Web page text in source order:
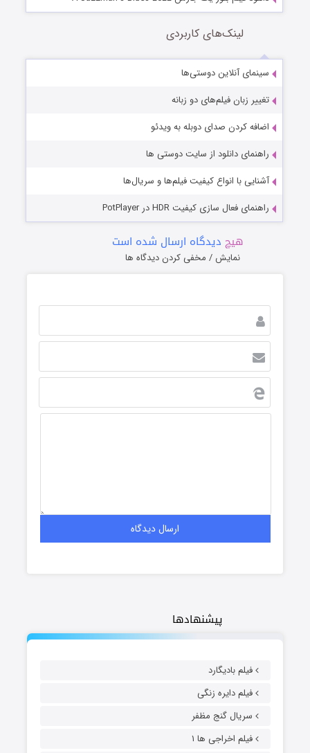
پیشنهادها
فیلم بادیگارد
فیلم دایره زنگی
سریال گنج مظفر
فیلم اخراجی ها ۱
لینک‌های کاربردی
سینمای آنلاین دوستی‌ها
تغییر زبان فیلم‌های دو زبانه
اضافه کردن صدای دوبله به ویدئو
راهنمای دانلود از سایت دوستی ها
آشنایی با انواع کیفیت فیلم‌ها و سریال‌ها
راهنمای فعال سازی کیفیت HDR در PotPlayer
هیچ دیدگاه ارسال شده است
نمایش / مخفی کردن دیدگاه ها